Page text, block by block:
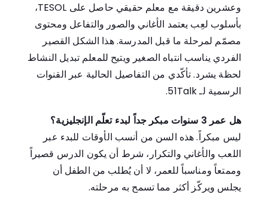
وعشرين دقيقة مع معلم حقيقي حاصل على TESOL،
بأسلوب لعِب يعتمد الأغاني والصور والتفاعل ومحتوى
مصمّم لمرحلة ما قبل المدرسة. هذا الشكل القصير
الفردي يناسب انتباه الصغير ويتيح للمعلم تبديل النشاط
لحظة يشرد. تأكّدي من التفاصيل الحالية عبر القنوات
الرسمية لـ 51Talk.
هل عمر 3 سنوات مبكر جداً لبدء تعلّم الإنجليزية؟
ليس مبكراً. هذه السن من أنسب الأوقات للبدء عبر
اللعب والأغاني والتكرار، شرط أن يكون الدرس قصيراً
وممتعاً ومناسباً للعمر، لا أن يُطلب من الطفل أن
يجلس ويركّز أكثر مما تسمح به مرحلته.